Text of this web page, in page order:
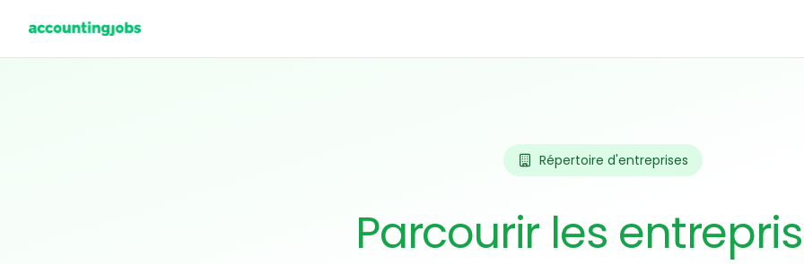
Répertoire d'entreprises
Parcourir les